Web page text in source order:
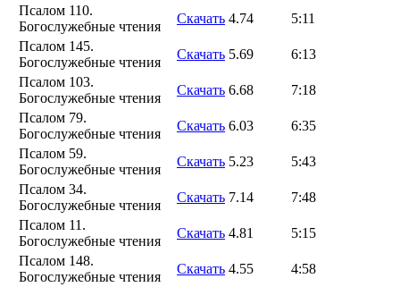
Псалом 110.
Богослужебные чтения
Скачать 4.74
5:11
Псалом 145.
Богослужебные чтения
Скачать 5.69
6:13
Псалом 103.
Богослужебные чтения
Скачать 6.68
7:18
Псалом 79.
Богослужебные чтения
Скачать 6.03
6:35
Псалом 59.
Богослужебные чтения
Скачать 5.23
5:43
Псалом 34.
Богослужебные чтения
Скачать 7.14
7:48
Псалом 11.
Богослужебные чтения
Скачать 4.81
5:15
Псалом 148.
Богослужебные чтения
Скачать 4.55
4:58